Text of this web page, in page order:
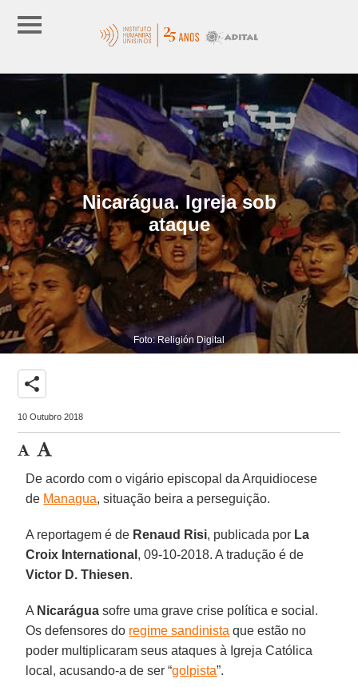
Nicarágua. Igreja sob
ataque
Foto: Religión Digital
share
10 Outubro 2018
De acordo com o vigário episcopal da Arquidiocese
de Managua, situação beira a perseguição.
A reportagem é de Renaud Risi, publicada por La
Croix International , 09-10-2018. A tradução é de
Victor D. Thiesen.
A Nicarágua sofre uma grave crise política e social.
Os defensores do regime sandinista que estão no
poder multiplicaram seus ataques à Igreja Católica
local, acusando-a de ser “golpista”.